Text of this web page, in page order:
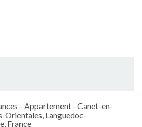
- Appartement - Canet-en-
Orientales, Languedoc-
France